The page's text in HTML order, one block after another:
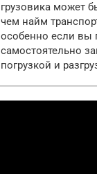
грузовика может
чем найм
особенно если вы
самостоятельно
погрузкой и